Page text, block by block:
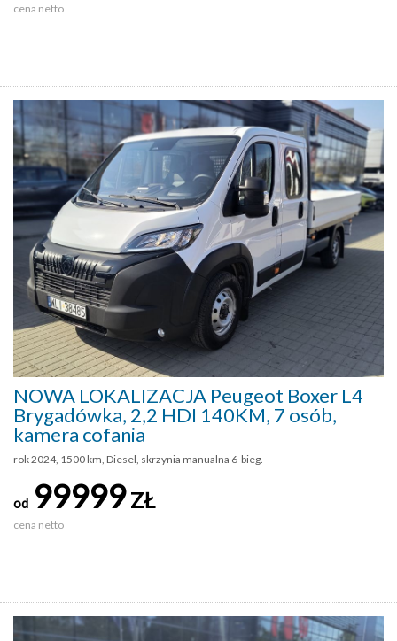
cena netto
NOWA LOKALIZACJA Peugeot Boxer L4
Brygadówka, 2,2 HDI 140KM, 7 osób,
kamera cofania
rok 2024, 1500 km, Diesel, skrzynia manualna 6-bieg.
od 99999ZŁ
cena netto